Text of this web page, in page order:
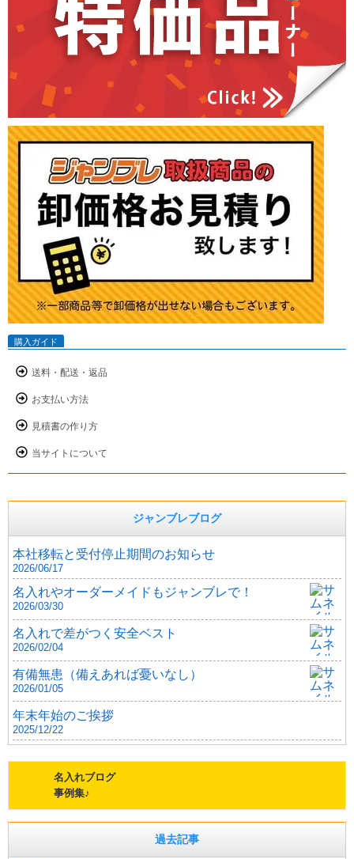
購入ガイド
送料・配送・返品
お支払い方法
見積書の作り方
当サイトについて
ジャンブレブログ
本社移転と受付停止期間のお知らせ
2026/06/17
名入れやオーダーメイドもジャンブレで！
2026/03/30
名入れで差がつく安全ベスト
2026/02/04
有備無患（備えあれば憂いなし）
2026/01/05
年末年始のご挨拶
2025/12/22
名入れブログ
事例集♪
過去記事